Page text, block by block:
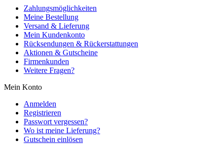
Zahlungsmöglichkeiten
Meine Bestellung
Versand & Lieferung
Mein Kundenkonto
Rücksendungen & Rückerstattungen
Aktionen & Gutscheine
Firmenkunden
Weitere Fragen?
Mein Konto
Anmelden
Registrieren
Passwort vergessen?
Wo ist meine Lieferung?
Gutschein einlösen